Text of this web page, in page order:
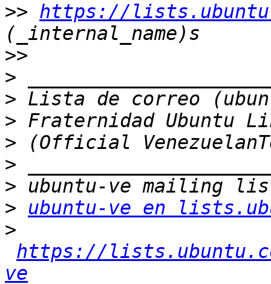
>> https://
>>
>
>
>
>
>
>
>
ubuntu-ve en
>
https://
ve